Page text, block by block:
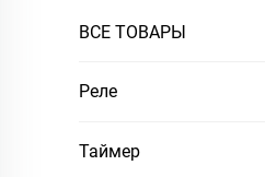
ВСЕ ТОВАРЫ
Реле
Таймер